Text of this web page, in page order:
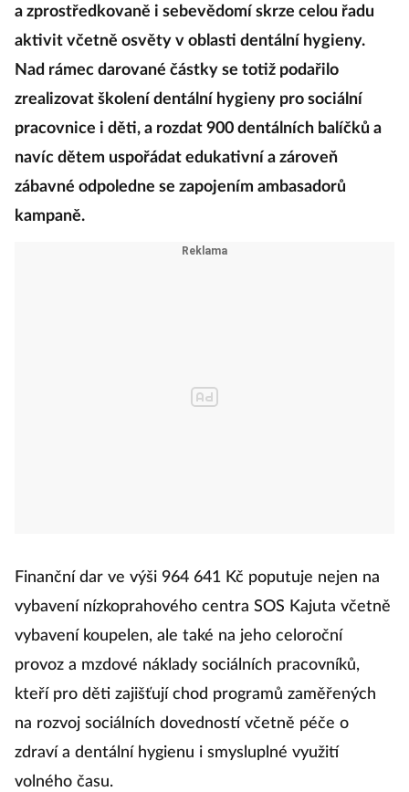
a zprostředkovaně i sebevědomí skrze celou řadu
aktivit včetně osvěty v oblasti dentální hygieny.
Nad rámec darované částky se totiž podařilo
zrealizovat školení dentální hygieny pro sociální
pracovnice i děti, a rozdat 900 dentálních balíčků a
navíc dětem uspořádat edukativní a zároveň
zábavné odpoledne se zapojením ambasadorů
kampaně.
Finanční dar ve výši 964 641 Kč poputuje nejen na
vybavení nízkoprahového centra SOS Kajuta včetně
vybavení koupelen, ale také na jeho celoroční
provoz a mzdové náklady sociálních pracovníků,
kteří pro děti zajišťují chod programů zaměřených
na rozvoj sociálních dovedností včetně péče o
zdraví a dentální hygienu i smysluplné využití
volného času.